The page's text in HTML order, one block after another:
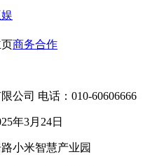
商务合作
公司 电话：010-60606666
年3月24日
小米智慧产业园